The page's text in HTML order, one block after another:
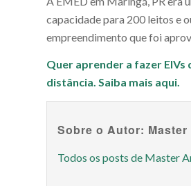
capacidade para 200 leitos e
empreendimento que foi
Quer aprender a fazer EIVs
distância. Saiba mais aqui.
Sobre o Autor:
Todos os posts de Master